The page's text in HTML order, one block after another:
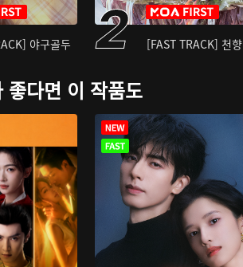
야구골두 [FAST TRACK] 천향
좋다면 이 작품도